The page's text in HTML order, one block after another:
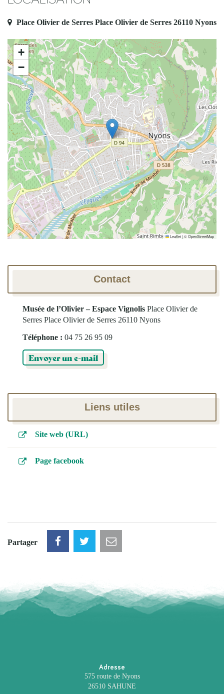
Place Olivier de Serres Place Olivier de Serres 26110 Nyons
+
−
Leaflet|©OpenStreetMap
Contact
Musée de l’Olivier – Espace Vignolis Place Olivier de
Serres Place Olivier de Serres 26110 Nyons
Téléphone : 04 75 26 95 09
Envoyer un e-mail
Liens utiles
Site web (URL)
Page facebook
Partager
Adresse
575 route de Nyons
26510 SAHUNE